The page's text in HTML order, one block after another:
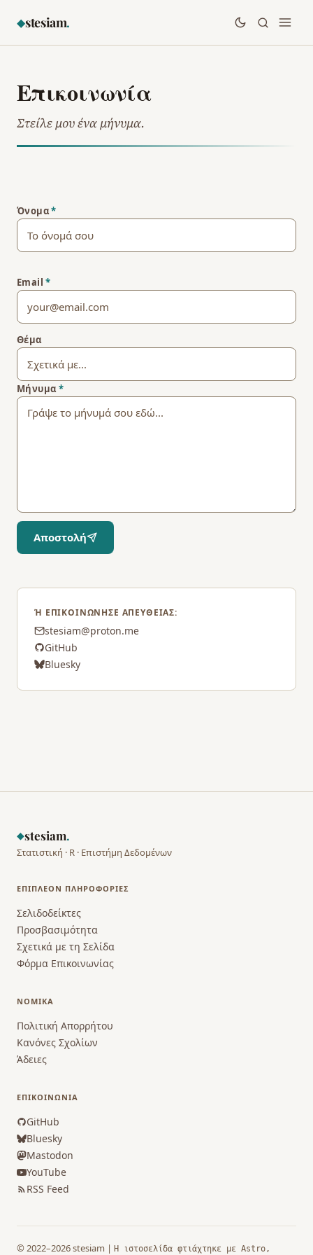
◆stesiam.
Επικοινωνία
Στείλε μου ένα μήνυμα.
Όνομα*
Email*
Θέμα
Μήνυμα *
Αποστολή
Ή ΕΠΙΚΟΙΝΏΝΗΣΕ ΑΠΕΥΘΕΊΑΣ:
stesiam@proton.me
GitHub
Bluesky
◆stesiam.
Στατιστική · R · Επιστήμη Δεδομένων
ΕΠΙΠΛΈΟΝ ΠΛΗΡΟΦΟΡΊΕΣ
Σελιδοδείκτες
Προσβασιμότητα
Σχετικά με τη Σελίδα
Φόρμα Επικοινωνίας
ΝΟΜΙΚΆ
Πολιτική Απορρήτου
Κανόνες Σχολίων
Άδειες
ΕΠΙΚΟΙΝΩΝΊΑ
GitHub
Bluesky
Mastodon
YouTube
RSS Feed
© 2022–2026 stesiam | Η ιστοσελίδα φτιάχτηκε με Astro,